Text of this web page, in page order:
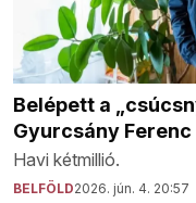
Belépett a
Gyurcsány Ferenc
Havi kétmillió.
BELFÖLD2026. jún. 4. 20:57